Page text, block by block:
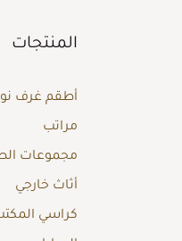
المنتجات
أطقم غرف
مراتب
مجموعات
أثاث خارجي
كراسي